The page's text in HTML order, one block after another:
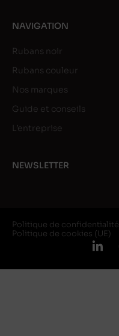
NAVIGATION
Rubans noir
Rubans couleur
Nos marques
Guide et conseils
L’entreprise
NEWSLETTER
Politique de confidentialité
Politique de cookies (UE)